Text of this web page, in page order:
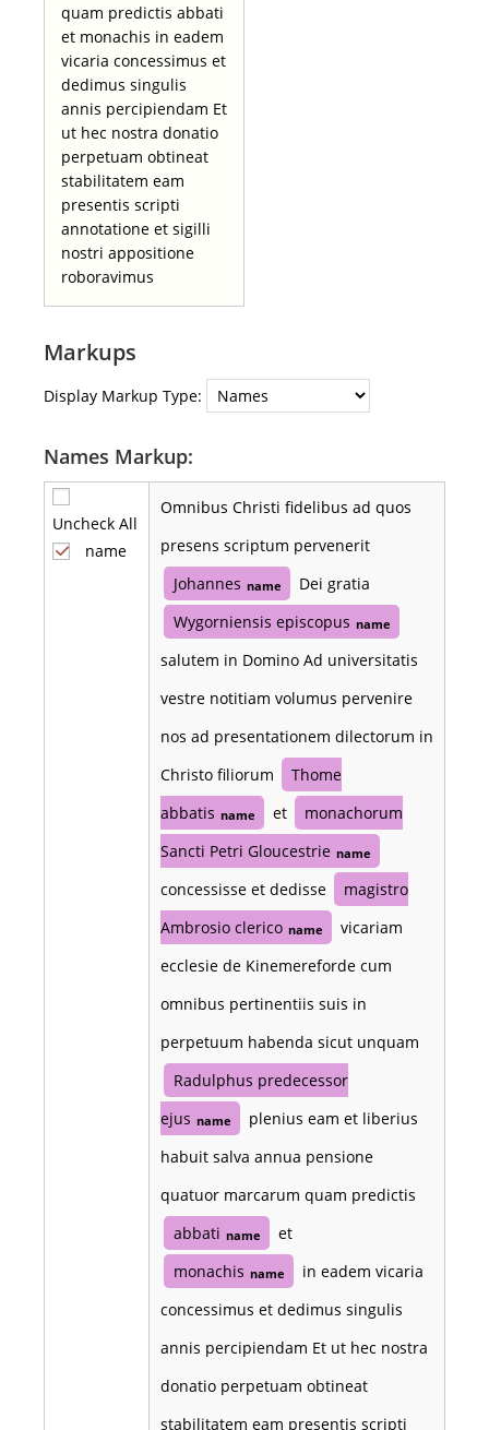
quam predictis abbati
et monachis in eadem
vicaria concessimus et
dedimus singulis
annis percipiendam Et
ut hec nostra donatio
perpetuam obtineat
stabilitatem eam
presentis scripti
annotatione et sigilli
nostri appositione
roboravimus
Markups
Display Markup Type:
Names Markup:
Uncheck All
name
Omnibus Christi fidelibus ad quos
presens scriptum pervenerit
Johannes name
Dei gratia
Wygorniensis episcopus name
salutem in Domino Ad universitatis
vestre notitiam volumus pervenire
nos ad presentationem dilectorum in
Christo filiorum
Thome
abbatis name et
monachorum
Sancti Petri Gloucestrie name
concessisse et dedisse
magistro
Ambrosio clerico name
vicariam
ecclesie de Kinemereforde cum
omnibus pertinentiis suis in
perpetuum habenda sicut unquam
Radulphus predecessor
ejus name
plenius eam et liberius
habuit salva annua pensione
quatuor marcarum quam predictis
abbati name
et
monachis name
in eadem vicaria
concessimus et dedimus singulis
annis percipiendam Et ut hec nostra
donatio perpetuam obtineat
stabilitatem eam presentis scripti